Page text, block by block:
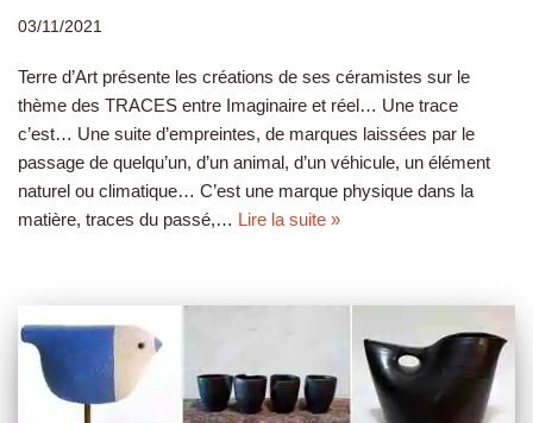
03/11/2021
Terre d’Art présente les créations de ses céramistes sur le
thème des TRACES entre Imaginaire et réel… Une trace
c’est… Une suite d’empreintes, de marques laissées par le
passage de quelqu’un, d’un animal, d’un véhicule, un élément
naturel ou climatique… C’est une marque physique dans la
matière, traces du passé,… Lire la suite »